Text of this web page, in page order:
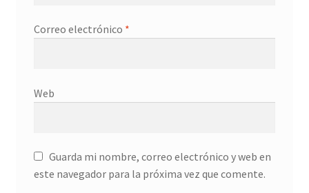
Correo electrónico *
Web
Guarda mi nombre, correo electrónico y web en
este navegador para la próxima vez que comente.